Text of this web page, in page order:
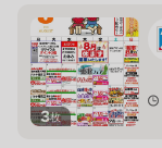
3枚